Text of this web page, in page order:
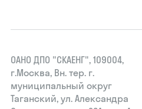
ОАНО ДПО "СКАЕНГ", 109004,
г.Москва, Вн. тер. г.
муниципальный округ
Таганский, ул. Александра